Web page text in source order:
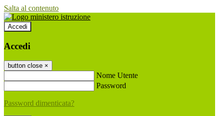
Salta al contenuto
Accedi
Accedi
button close ×
Nome Utente
Password
Password dimenticata?